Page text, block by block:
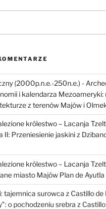
(2000p.n.e.-250n.e.) -
i kalendarza Mezoameryki:
z terenów Majów i
królestwo – Lacanja
II: Przeniesienie jaskini z
królestwo – Lacanja
miasto Majów Plan de Ayutla
tajemnica surowca z Castillo de
o pochodzeniu srebra z